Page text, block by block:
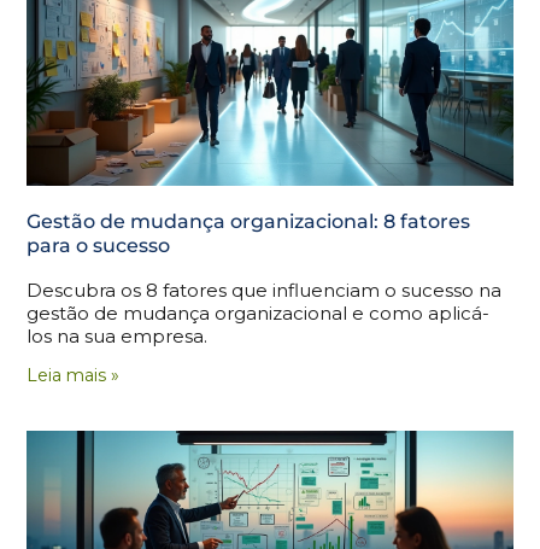
Gestão de mudança organizacional: 8 fatores
para o sucesso
Descubra os 8 fatores que influenciam o sucesso na
gestão de mudança organizacional e como aplicá-
los na sua empresa.
Leia mais »